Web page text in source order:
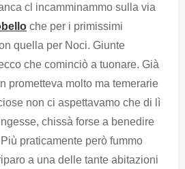
cl incamminammo sulla via
che per i primissimi
quella per Noci. Giunte
che cominciò a tuonare. Già
prometteva molto ma temerarie
non ci aspettavamo che di lì
chissà forse a benedire
praticamente però fummo
a una delle tante abitazioni